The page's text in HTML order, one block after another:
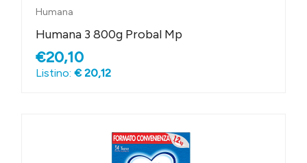
Humana
Humana 3 800g Probal Mp
€20,10
Listino: € 20,12